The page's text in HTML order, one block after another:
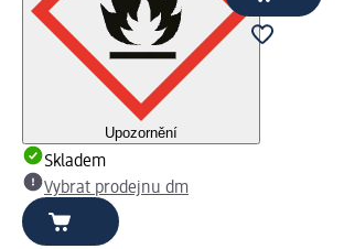
Upozornění
Skladem
Vybrat prodejnu dm